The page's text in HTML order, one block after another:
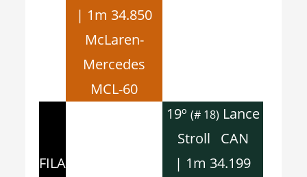
| 1m 34.850
McLaren-
Mercedes
MCL-60
FILA
19º (# 18) Lance
Stroll CAN
| 1m 34.199